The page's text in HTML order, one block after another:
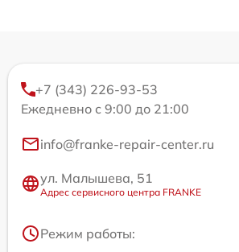
+7 (343) 226-93-53
Ежедневно с 9:00 до 21:00
info@franke-repair-center.ru
ул. Малышева, 51
Адрес сервисного центра FRANKE
Режим работы: